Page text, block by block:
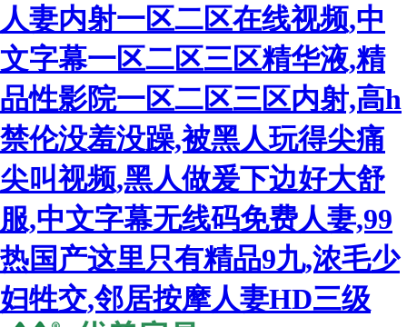
人妻内射一区二区在线视频,中
文字幕一区二区三区精华液,精
品性影院一区二区三区内射,高h
禁伦没羞没躁,被黑人玩得尖痛
尖叫视频,黑人做爰下边好大舒
服,中文字幕无线码免费人妻,99
热国产这里只有精品9九,浓毛少
妇牲交,邻居按摩人妻HD三级